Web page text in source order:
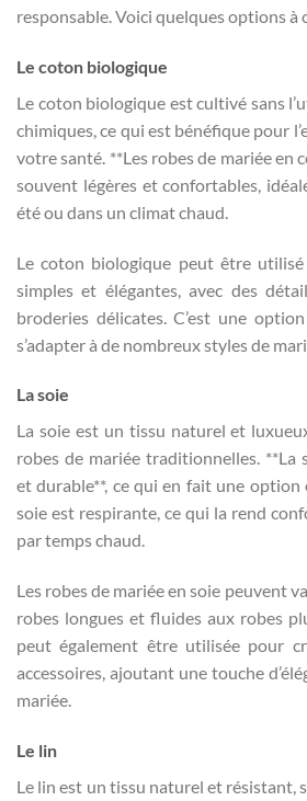
responsable. Voici quelques options à
Le coton biologique
Le coton biologique est cultivé sans
chimiques, ce qui est bénéfique pour
votre santé. **Les robes de mariée en
souvent légères et confortables,
été ou dans un climat chaud.
Le coton biologique peut être
simples et élégantes, avec des
broderies délicates. C’est une
s’adapter à de nombreux styles de
La soie
La soie est un tissu naturel et
robes de mariée traditionnelles. **La
et durable**, ce qui en fait une option
soie est respirante, ce qui la rend
par temps chaud.
Les robes de mariée en soie peuvent
robes longues et fluides aux robes
peut également être utilisée pour
accessoires, ajoutant une touche
mariée.
Le lin
Le lin est un tissu naturel et résistant,